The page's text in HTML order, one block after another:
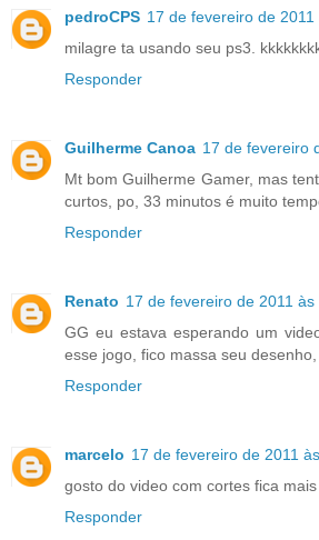
pedroCPS 17 de fevereiro de
milagre ta usando seu ps3.
Responder
Guilherme Canoa 17 de fevereiro
Mt bom Guilherme Gamer, mas
curtos, po, 33 minutos é muito
Responder
Renato 17 de fevereiro de 2011 às
GG eu estava esperando um
esse jogo, fico massa seu desenho,
Responder
marcelo 17 de fevereiro de 2011
gosto do video com cortes fica
Responder